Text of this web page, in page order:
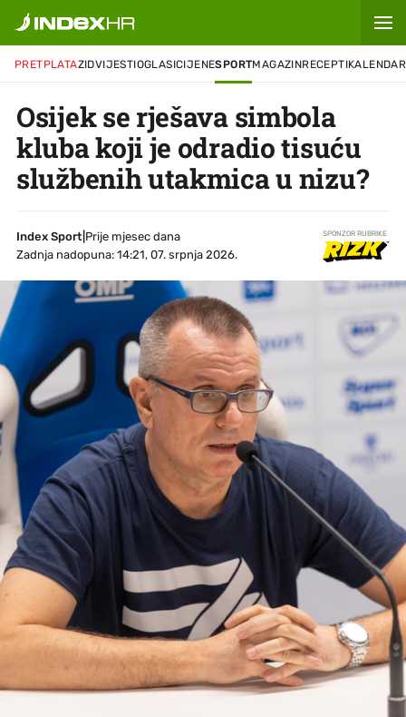
PRETPLATAZIDVIJESTIOGLASICIJENESPORTMAGAZINRECEPTIKALENDAR
Osijek se rješava simbola
kluba koji je odradio tisuću
službenih utakmica u nizu?
Index Sport
Prije mjesec dana
Zadnja nadopuna: 14:21, 07. srpnja 2026.
SPONZOR RUBRIKE